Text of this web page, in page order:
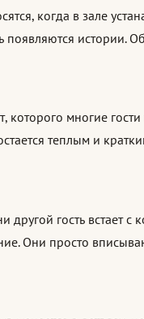
когда в зале
появляются
которого многие
теплым и
гость встает
Они просто